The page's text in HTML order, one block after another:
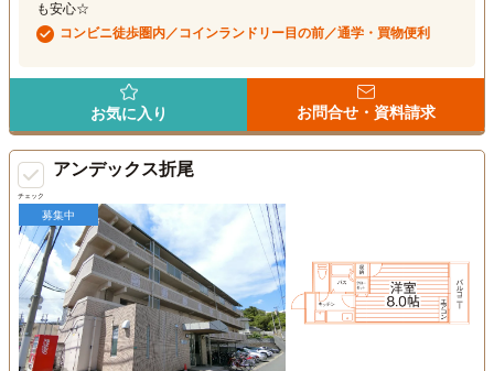
も安心☆
コンビニ徒歩圏内／コインランドリー目の前／通学・買物便利
お気に入り お問合せ・資料請求
チェック
アンデックス折尾
募集中